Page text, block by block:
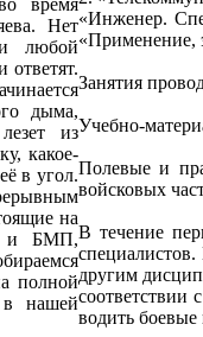
время
Нет
любой
ответят.
дыма,
из
какое-
в угол.
на
и БМП,
полной
нашей
«Инженер.
«Применение,
Занятия
Учебно-
Полевые и
войсковых
В течение
другим
соответствии
водить